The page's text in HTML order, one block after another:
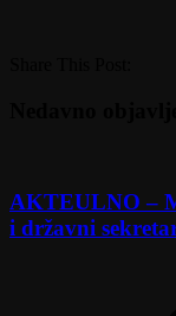
AKTEULNO –
i državni